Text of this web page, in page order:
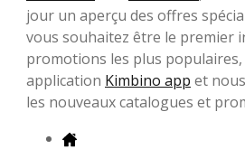
jour un aperçu des offres
vous souhaitez être le premier
promotions les plus
application Kimbino app et
les nouveaux catalogues et